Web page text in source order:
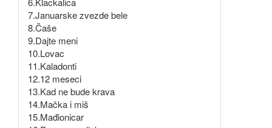
7.Januarske zvezde bele
8.Čaše
9.Dajte meni
10.Lovac
11.Kaladonti
12.12 meseci
13.Kad ne bude krava
14.Mačka i miš
15.Mađionicar